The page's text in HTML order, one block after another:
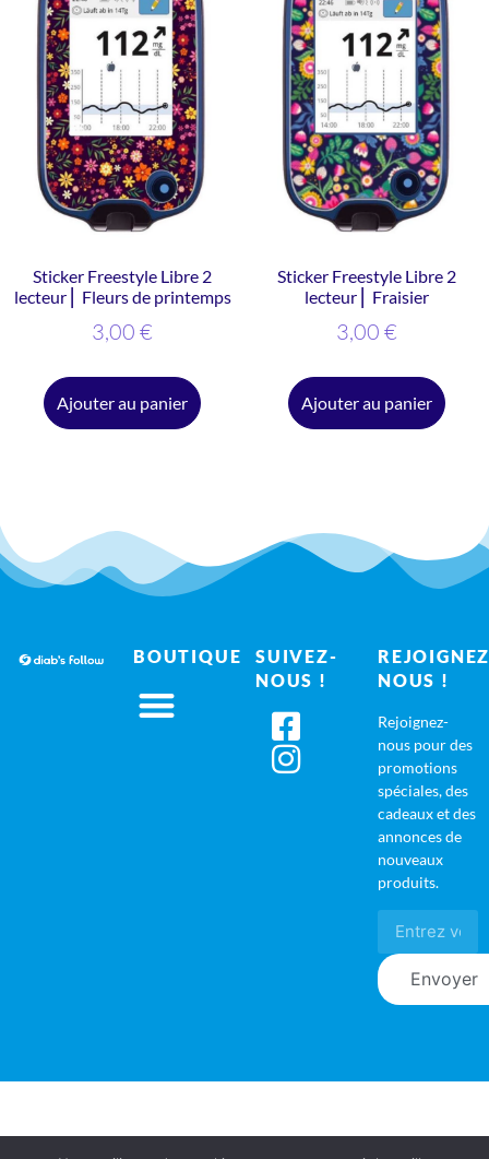
Sticker Freestyle Libre 2
lecteur ⎜ Fleurs de printemps
3,00 €
Ajouter au panier
Sticker Freestyle Libre 2
lecteur ⎜ Fraisier
3,00 €
Ajouter au panier
BOUTIQUE
SUIVEZ-
NOUS !
NOUS !
Rejoignez-
nous pour des
promotions
spéciales, des
cadeaux et des
annonces de
nouveaux
produits.
Envoyer